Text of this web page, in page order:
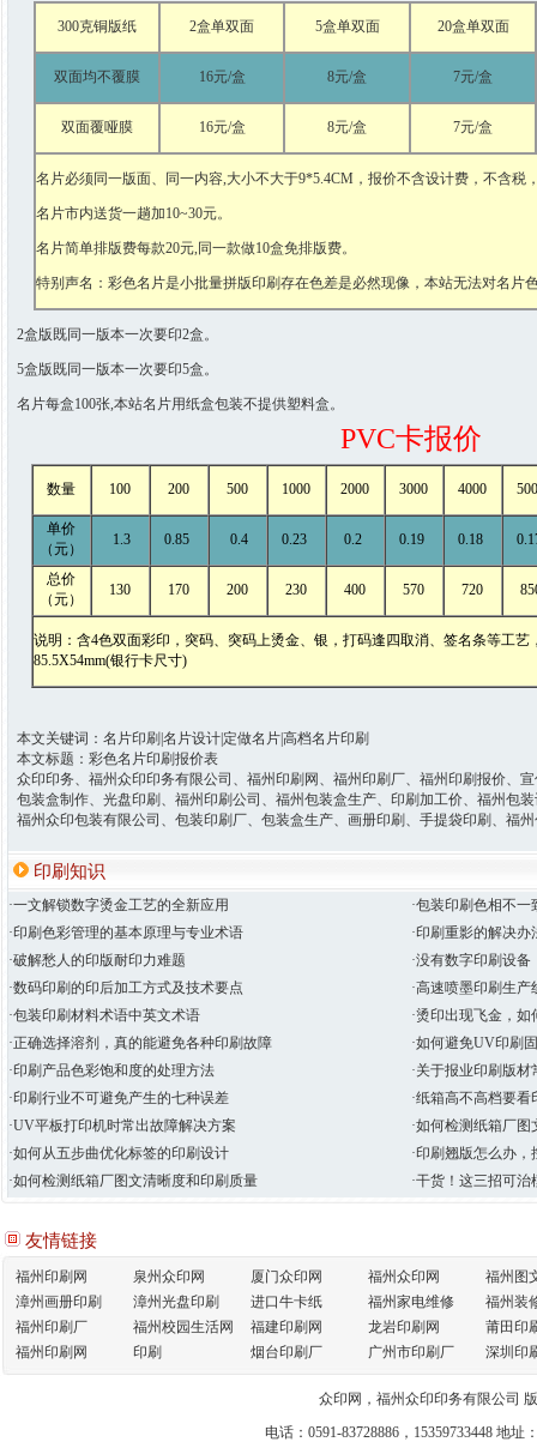
300克铜版纸 2盒单双面 5盒单双面 20盒单双面
双面均不覆膜 16元/盒 8元/盒 7元/盒
双面覆哑膜 16元/盒 8元/盒 7元/盒
名片必须同一版面、同一内容,大小不大于9*5.4CM，报价不含设计费，不含税
名片市内送货一趟加10~30元。
名片简单排版费每款20元,同一款做10盒免排版费。
特别声名：彩色名片是小批量拼版印刷存在色差是必然现像，本站无法对名片
2盒版既同一版本一次要印2盒。
5盒版既同一版本一次要印5盒。
名片每盒100张,本站名片用纸盒包装不提供塑料盒。
PVC卡报价
数量 100 200 500 1000 2000 3000 4000
单价
（元）
1.3 0.85 0.4 0.23 0.2 0.19 0.18
总价
（元）
130 170 200 230 400 570 720
说明：含4色双面彩印，突码、突码上烫金、银，打码逢四取消、签名条等工艺
85.5X54mm(银行卡尺寸)
本文关键词：名片印刷|名片设计|定做名片|高档名片印刷
本文标题：彩色名片印刷报价表
众印印务、福州众印印务有限公司、福州印刷网、福州印刷厂、福州印刷报价、
包装盒制作、光盘印刷、福州印刷公司、福州包装盒生产、印刷加工价、福州包
福州众印包装有限公司、包装印刷厂、包装盒生产、画册印刷、手提袋印刷、福
印刷知识
·一文解锁数字烫金工艺的全新应用
·包装印刷色相不
·印刷色彩管理的基本原理与专业术语
·印刷重影的解决办
·破解愁人的印版耐印力难题
·没有数字印刷设
·数码印刷的印后加工方式及技术要点
·高速喷墨印刷生产
·包装印刷材料术语中英文术语
·烫印出现飞金，如
·正确选择溶剂，真的能避免各种印刷故障
·如何避免UV印刷
·印刷产品色彩饱和度的处理方法
·关于报业印刷版
·印刷行业不可避免产生的七种误差
·纸箱高不高档要
·UV平板打印机时常出故障解决方案
·如何检测纸箱厂
·如何从五步曲优化标签的印刷设计
·印刷翘版怎么办
·如何检测纸箱厂图文清晰度和印刷质量
·干货！这三招可
友情链接
福州印刷网 泉州众印网 厦门众印网 福州众印网
福州图
漳州画册印刷
漳州光盘印刷 进口牛卡纸 福州家电维修
福州装
福州印刷厂
福州校园生活网 福建印刷网 龙岩印刷网
莆田印
福州印刷网
印刷 烟台印刷厂 广州市印刷厂 深圳印
众印网，福州众印印务有限公司
电话：0591-83728886，15359733448 地